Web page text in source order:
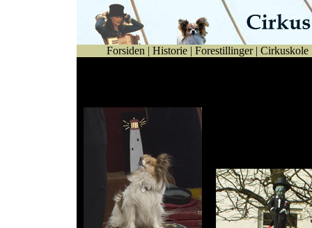
Forsiden | Historie | Forestillinger | Cirkuskole